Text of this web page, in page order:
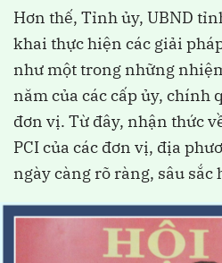
Hơn thế, Tỉnh ủy, UBND
khai thực hiện các giải
như một trong những
năm của các cấp ủy, chính
đơn vị. Từ đây, nhận thức
PCI của các đơn vị, địa
ngày càng rõ ràng, sâu sắc